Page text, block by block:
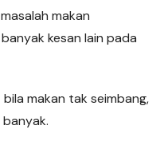
makan
kesan lain pada
makan tak seimbang,